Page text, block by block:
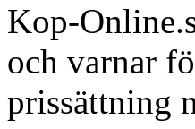
Kop-
och varnar
prissättning